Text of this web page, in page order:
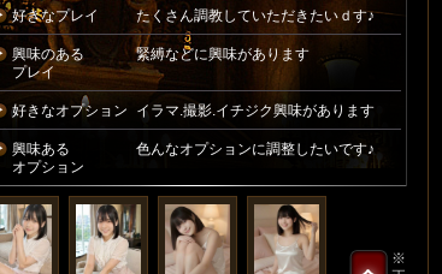
好きなプレイ たくさん調教していただきたいｄす♪
興味のある
プレイ
緊縛などに興味があります
好きなオプション イラマ.撮影.イチジク興味があります
興味ある
オプション
色んなオプションに調整したいです♪
※